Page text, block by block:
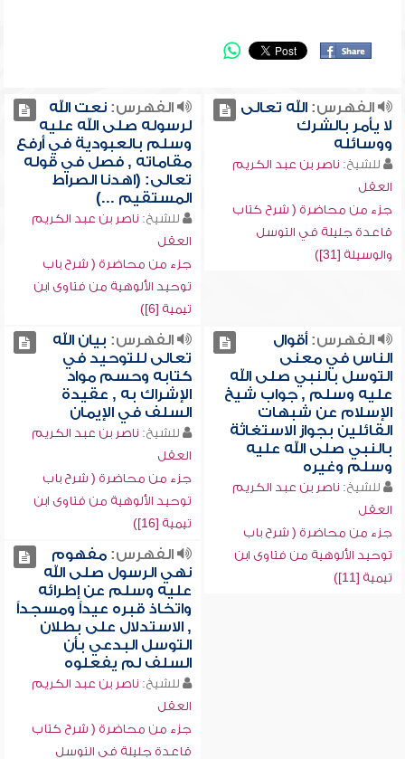
الفهرس:الله تعالى
لا يأمر بالشرك
ووسائله
للشيخ: ناصر بن عبد الكريم
العقل
جزء من محاضرة ( شرح كتاب
قاعدة جليلة في التوسل
والوسيلة [31])
الفهرس:نعت الله
لرسوله صلى الله عليه
وسلم بالعبودية في أرفع
مقاماته , فصل في قوله
تعالى: (اهدنا الصراط
المستقيم ...)
للشيخ: ناصر بن عبد الكريم
العقل
جزء من محاضرة ( شرح باب
توحيد الألوهية من فتاوى ابن
تيمية [6])
الفهرس:أقوال
الناس في معنى
التوسل بالنبي صلى الله
عليه وسلم , جواب شيخ
الإسلام عن شبهات
القائلين بجواز الاستغاثة
بالنبي صلى الله عليه
وسلم وغيره
للشيخ: ناصر بن عبد الكريم
العقل
جزء من محاضرة ( شرح باب
توحيد الألوهية من فتاوى ابن
تيمية [11])
الفهرس: بيان الله
تعالى للتوحيد في
كتابه وحسم مواد
الإشراك به , عقيدة
السلف في الإيمان
للشيخ: ناصر بن عبد الكريم
العقل
جزء من محاضرة ( شرح باب
توحيد الألوهية من فتاوى ابن
تيمية [16])
الفهرس:مفهوم
نهي الرسول صلى الله
عليه وسلم عن إطرائه
واتخاذ قبره عيداً ومسجداً
, الاستدلال على بطلان
التوسل البدعي بأن
السلف لم يفعلوه
للشيخ: ناصر بن عبد الكريم
العقل
جزء من محاضرة ( شرح كتاب
قاعدة جليلة في التوسل